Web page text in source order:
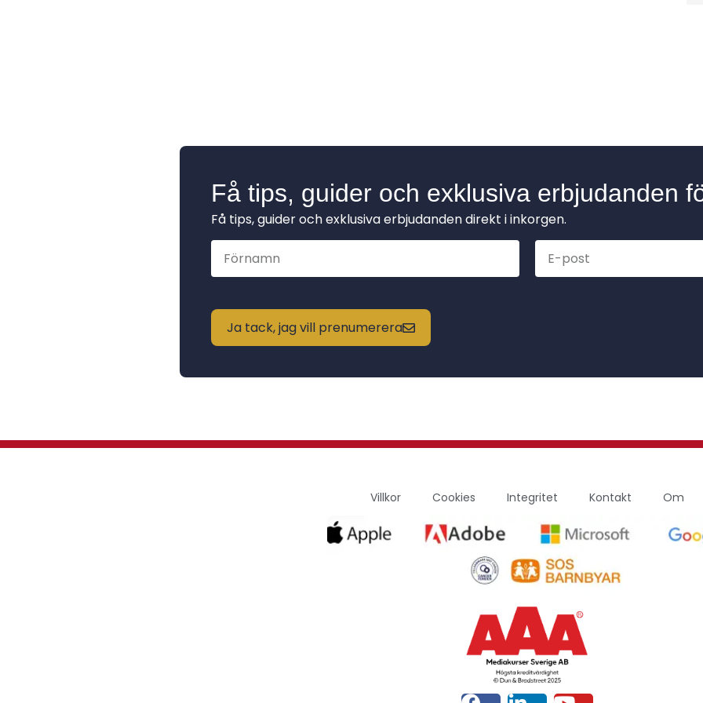
Få tips, guider och exklusiva erbjudanden
Få tips, guider och exklusiva erbjudanden direkt i inkorgen.
Ja tack, jag vill prenumerera
Villkor Cookies Integritet Kontakt Om